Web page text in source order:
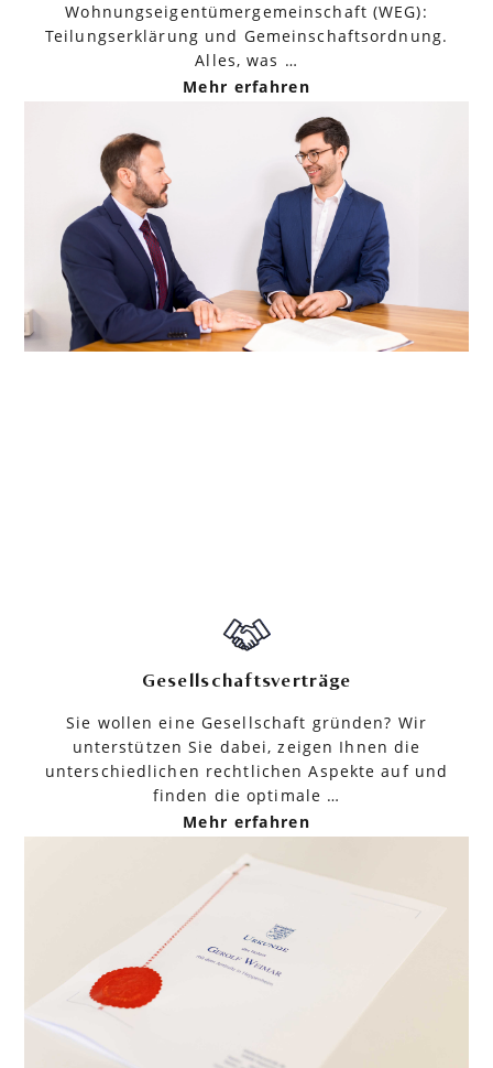
Wohnungseigentümergemeinschaft (WEG):
Teilungserklärung und Gemeinschaftsordnung.
Alles, was …
Mehr erfahren
Gesellschaftsverträge
Sie wollen eine Gesellschaft gründen? Wir
unterstützen Sie dabei, zeigen Ihnen die
unterschiedlichen rechtlichen Aspekte auf und
finden die optimale …
Mehr erfahren